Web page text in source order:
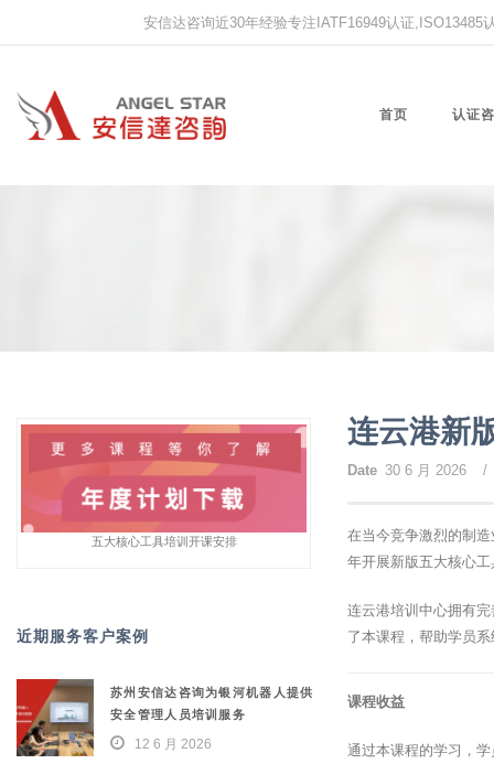
安信达咨询近30年经验专注IATF16949认证
首页 认证
连云港新
Date 30 6 月 2026 /
在当今竞争激烈的制
年开展新版五大核心
连云港培训中心拥有
了本课程，帮助学员
课程收益
通过本课程的学习，
五大核心工具培训开课安排
近期服务客户案例
苏州安信达咨询为银河机器人提供
安全管理人员培训服务
12 6 月 2026